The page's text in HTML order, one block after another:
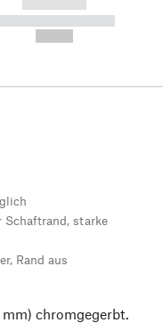
-----------
Schaftrand, starke
Rand aus
mm) chromgegerbt.